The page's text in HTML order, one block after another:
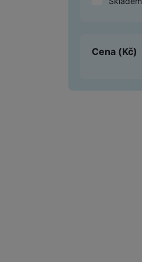
Ventilátory
Cena (Kč)